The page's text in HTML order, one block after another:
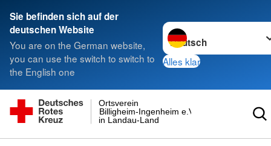
Sie befinden sich auf der
deutschen Website
You are on the German website,
you can use the switch to switch to
the English one
Sprache wechseln zu
Alles klar
in Landau-Land
Billigheim-Ingenheim e.V.
Ortsverein